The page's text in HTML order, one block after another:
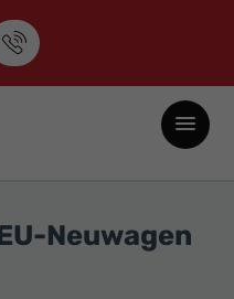
Neuwagen